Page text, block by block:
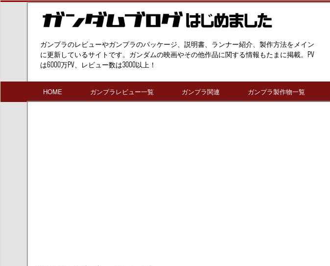
ガンプラのレビューやガンプラのパッケージ、説明書、ランナー紹介、製作方法をメイン
に更新しているサイトです。ガンダムの映画やその他作品に関する情報もたまに掲載。PV
は6000万PV、レビュー数は3000以上！
HOME ガンプラレビュー一覧 ガンプラ関連 ガンプラ製作物一覧